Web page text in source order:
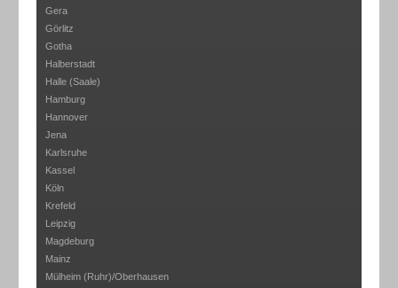
Gera
Görlitz
Gotha
Halberstadt
Halle (Saale)
Hamburg
Hannover
Jena
Karlsruhe
Kassel
Köln
Krefeld
Leipzig
Magdeburg
Mainz
Mülheim (Ruhr)/Oberhausen